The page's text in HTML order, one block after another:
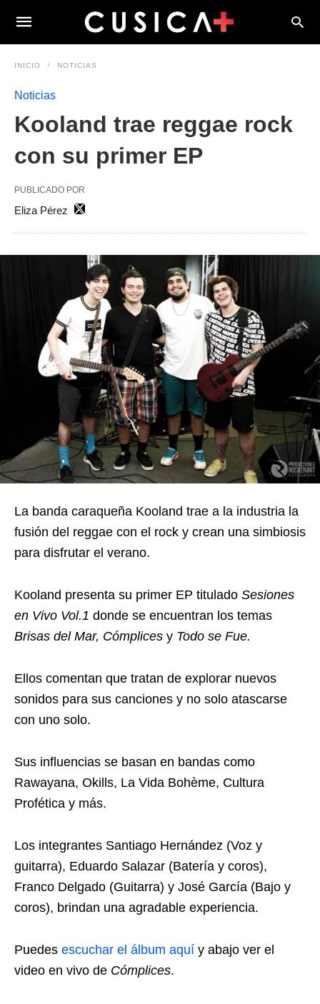
INICIO NOTICIAS
Noticias
Kooland trae reggae rock
con su primer EP
PUBLICADO POR
Eliza Pérez
La banda caraqueña Kooland trae a la industria la
fusión del reggae con el rock y crean una simbiosis
para disfrutar el verano.
Kooland presenta su primer EP titulado Sesiones
en Vivo Vol.1 donde se encuentran los temas
Brisas del Mar, Cómplices y Todo se Fue.
Ellos comentan que tratan de explorar nuevos
sonidos para sus canciones y no solo atascarse
con uno solo.
Sus influencias se basan en bandas como
Rawayana, Okills, La Vida Bohème, Cultura
Profética y más.
Los integrantes Santiago Hernández (Voz y
guitarra), Eduardo Salazar (Batería y coros),
Franco Delgado (Guitarra) y José García (Bajo y
coros), brindan una agradable experiencia.
Puedes escuchar el álbum aquí y abajo ver el
video en vivo de Cómplices.